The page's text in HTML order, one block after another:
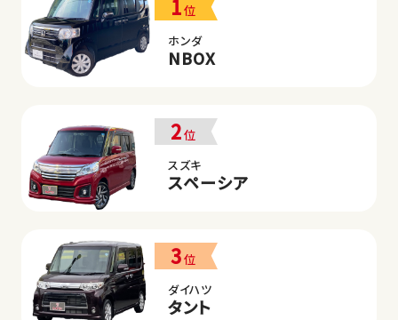
1位
ホンダ
NBOX
2位
スズキ
スペーシア
3位
ダイハツ
タント